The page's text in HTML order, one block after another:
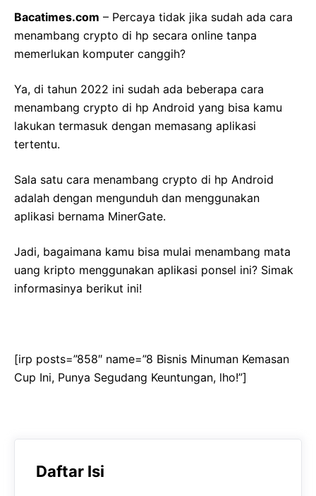
Bacatimes.com – Percaya tidak jika sudah ada cara
menambang crypto di hp secara online tanpa
memerlukan komputer canggih?
Ya, di tahun 2022 ini sudah ada beberapa cara
menambang crypto di hp Android yang bisa kamu
lakukan termasuk dengan memasang aplikasi
tertentu.
Sala satu cara menambang crypto di hp Android
adalah dengan mengunduh dan menggunakan
aplikasi bernama MinerGate.
Jadi, bagaimana kamu bisa mulai menambang mata
uang kripto menggunakan aplikasi ponsel ini? Simak
informasinya berikut ini!
[irp posts=”858″ name=”8 Bisnis Minuman Kemasan
Cup Ini, Punya Segudang Keuntungan, lho!”]
Daftar Isi